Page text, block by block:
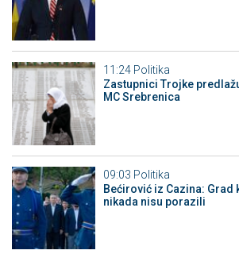
11:24 Politika
Zastupnici Trojke
MC Srebrenica
09:03 Politika
Bećirović iz Cazina: Grad
nikada nisu porazili